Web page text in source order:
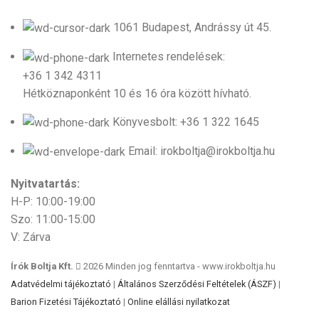
1061 Budapest, Andrássy út 45.
Internetes rendelések:
+36 1 342 4311
Hétköznaponként 10 és 16 óra között hívható.
Könyvesbolt: +36 1 322 1645
Email: irokboltja@irokboltja.hu
Nyitvatartás:
H-P: 10:00-19:00
Szo: 11:00-15:00
V: Zárva
Írók Boltja Kft.
2026 Minden jog fenntartva - www.irokboltja.hu
Adatvédelmi tájékoztató | Általános Szerződési Feltételek (ÁSZF) |
Barion Fizetési Tájékoztató | Online elállási nyilatkozat